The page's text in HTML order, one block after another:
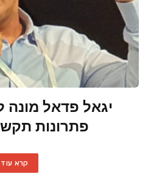
יגאל פדאל מונה
פתרונות
קרא עוד